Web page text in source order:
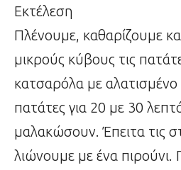
Εκτέλεση
Πλένουμε, καθαρίζουμε
μικρούς κύβους τις
κατσαρόλα με
πατάτες για 20 με 30
μαλακώσουν. Έπειτα τις
λιώνουμε με ένα πιρούνι.